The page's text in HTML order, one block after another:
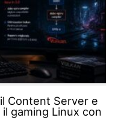
Content Server e
gaming Linux con